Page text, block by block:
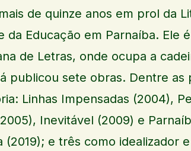
de quinze anos em prol da
da Educação em Parnaíba. Ele
de Letras, onde ocupa a
publicou sete obras. Dentre
Linhas Impensadas (2004),
Inevitável (2009) e
(2019); e três como idealizador